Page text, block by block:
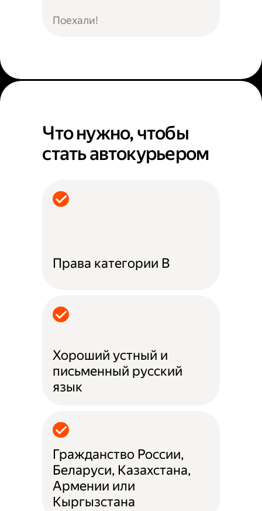
Поехали!
Что нужно, чтобы
стать автокурьером
Права категории B
Хороший устный и
письменный русский
язык
Гражданство России,
Беларуси, Казахстана,
Армении или
Кыргызстана